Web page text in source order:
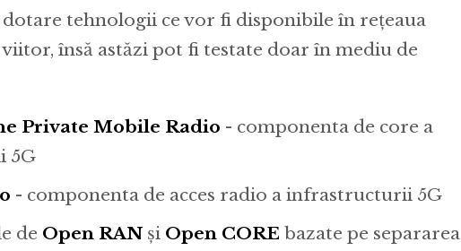
dotare tehnologii ce vor fi disponibile în rețeaua
însă astăzi pot fi testate doar în mediu de
Private Mobile Radio - componenta de core a
5G
- componenta de acces radio a infrastructurii 5G
de Open RAN și Open CORE bazate pe separarea